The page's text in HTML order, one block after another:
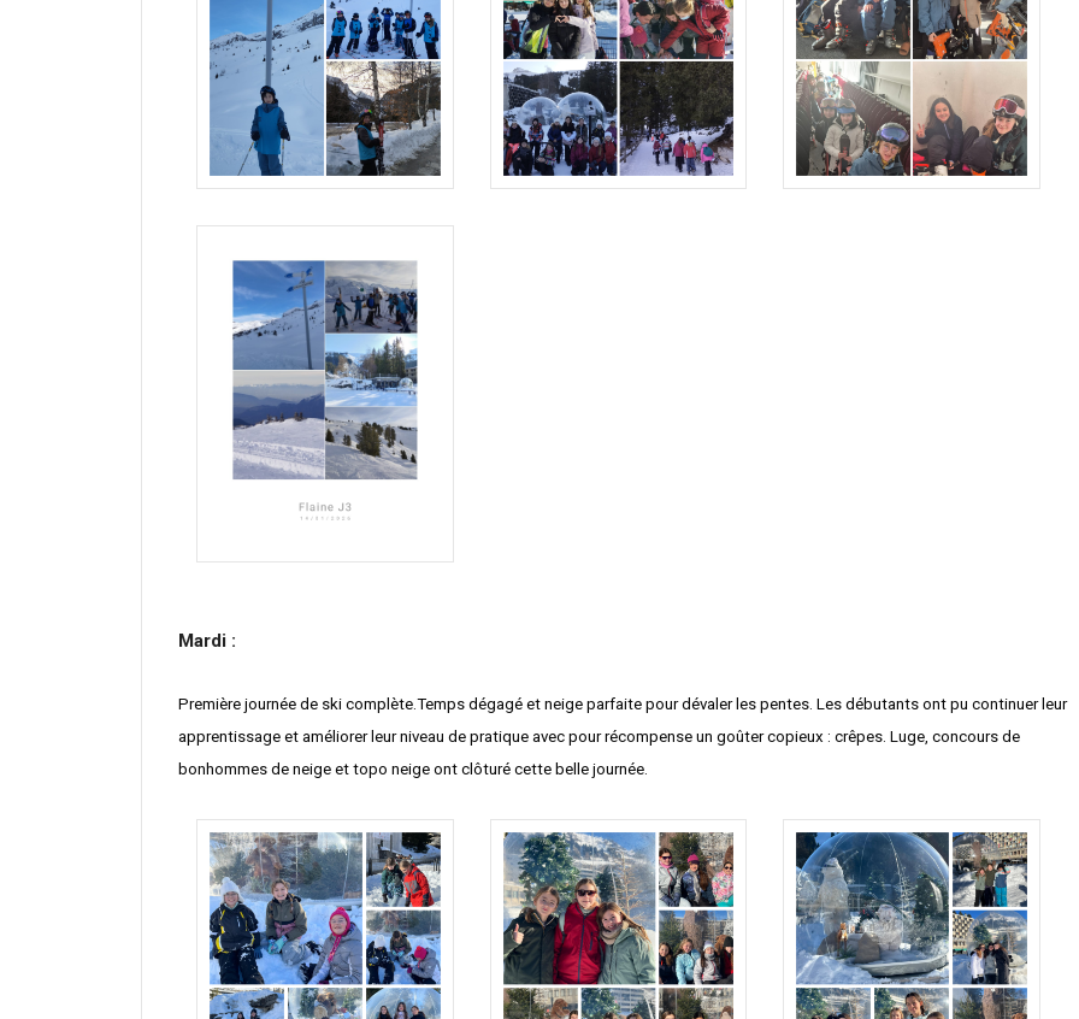
Mardi :
Première journée de ski complète.Temps dégagé et neige parfaite pour dévaler les pentes. Les débutants ont pu continuer leur
apprentissage et améliorer leur niveau de pratique avec pour récompense un goûter copieux : crêpes. Luge, concours de
bonhommes de neige et topo neige ont clôturé cette belle journée.